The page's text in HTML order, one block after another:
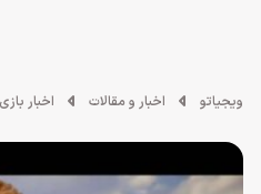
ویجیاتو اخبار و مقالات اخبار بازی